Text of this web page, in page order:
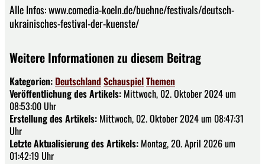
Alle Infos: www.comedia-koeln.de/buehne/festivals/deutsch-
ukrainisches-festival-der-kuenste/
Weitere Informationen zu diesem Beitrag
Kategorien: Deutschland SchauspielThemen
Veröffentlichung des Artikels: Mittwoch, 02. Oktober 2024 um
08:53:00 Uhr
Erstellung des Artikels: Mittwoch, 02. Oktober 2024 um 08:47:31
Uhr
Letzte Aktualisierung des Artikels: Montag, 20. April 2026 um
01:42:19 Uhr